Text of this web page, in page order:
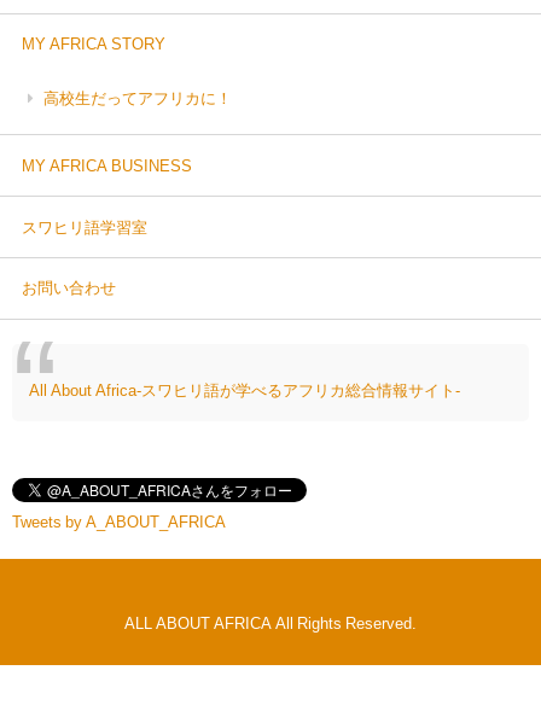
MY AFRICA STORY
高校生だってアフリカに！
MY AFRICA BUSINESS
スワヒリ語学習室
お問い合わせ
All About Africa-スワヒリ語が学べるアフリカ総合情報サイト-
Tweets by A_ABOUT_AFRICA
ALL ABOUT AFRICA All Rights Reserved.